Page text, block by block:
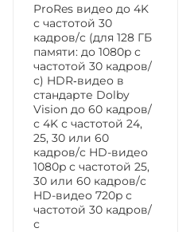
ProRes видео до 4K
с частотой 30
кадров/с (для 128 ГБ
памяти: до 1080p с
частотой 30 кадров/
с) HDR‑видео в
стандарте Dolby
Vision до 60 кадров/
с 4K с частотой 24,
25, 30 или 60
кадров/с HD-видео
1080p с частотой 25,
30 или 60 кадров/с
HD-видео 720p с
частотой 30 кадров/
с